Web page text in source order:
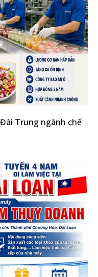
Trung ngành chế